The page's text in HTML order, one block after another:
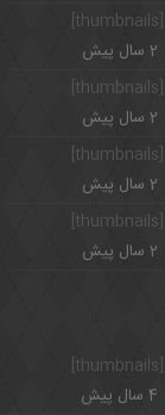
[thumbnails]
2 سال پیش
2 سال پیش
[thumbnails]
2 سال پیش
2 سال پیش
[thumbnails]
4 سال پیش